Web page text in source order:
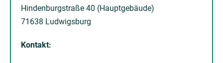
Hindenburgstraße 40 (Hauptgebäude)
71638 Ludwigsburg
Kontakt: